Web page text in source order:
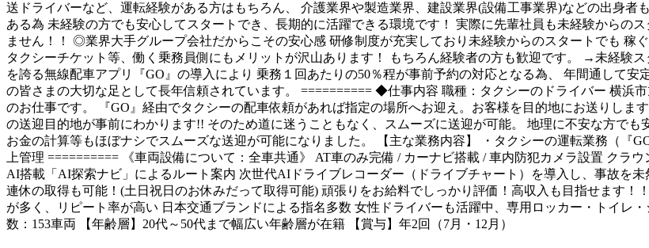
送ドライバーなど、運転経験がある方はもちろん、 介護業界や製造業界、建設業界(設備工事業界)などの出身
ある為 未経験の方でも安心してスタートでき、長期的に活躍できる環境です！ 実際に先輩社員も未経験からの
ません！！ ◎業界大手グループ会社だからこその安心感 研修制度が充実しており未経験からのスタートでも 稼
タクシーチケット等、働く乗務員側にもメリットが沢山あります！ もちろん経験者の方も歓迎です。 →未経験
を誇る無線配車アプリ『GO』の導入により 乗務１回あたりの50％程が事前予約の対応となる為、 年間通して
の皆さまの大切な足として長年信頼されています。 ========== ◆仕事内容 職種：タクシーのドライバー 横浜
のお仕事です。 『GO』経由でタクシーの配車依頼があれば指定の場所へお迎え。お客様を目的地にお送りし
の送迎目的地が事前にわかります!! そのため道に迷うこともなく、スムーズに送迎が可能。 地理に不安な方で
お金の計算等もほぼナシでスムーズな送迎が可能になりました。 【主な業務内容】 ・タクシーの運転業務（『
上管理 ========== 《車両設備について：全車共通》 AT車のみ完備 / カーナビ搭載 / 車内防犯カメラ設置 クラ
AI搭載「AI探索ナビ」によるルート案内 次世代AIドライブレコーダー（ドライブチャート）を導入し、事故を
連休の取得も可能！(土日祝日のお休みだって取得可能) 頑張りをお給料でしっかり評価！高収入も目指せます
が多く、リピート率が高い 日本交通ブランドによる指名多数 女性ドライバーも活躍中、専用ロッカー・トイレ
数：153車両 【年齢層】20代～50代まで幅広い年齢層が在籍 【賞与】年2回（7月・12月）